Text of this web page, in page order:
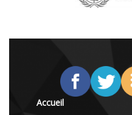
Accueil